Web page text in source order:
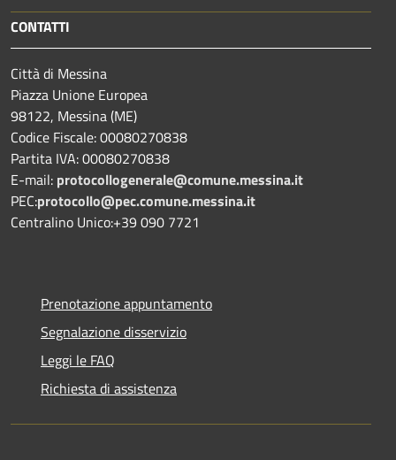
CONTATTI
Città di Messina
Piazza Unione Europea
98122, Messina (ME)
Codice Fiscale: 00080270838
Partita IVA: 00080270838
E-mail: protocollogenerale@comune.messina.it
PEC:protocollo@pec.comune.messina.it
Centralino Unico:+39 090 7721
Prenotazione appuntamento
Segnalazione disservizio
Leggi le FAQ
Richiesta di assistenza